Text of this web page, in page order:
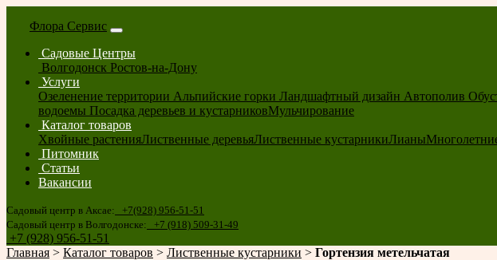
Флора Сервис
Садовые Центры
Волгодонск Ростов-на-Дону
Услуги
Озеленение территории Альпийские горки Ландшафтный дизайн Автополив
водоемы Посадка деревьев и кустарниковМульчирование
Каталог товаров
Хвойные растенияЛиственные деревьяЛиственные кустарникиЛианы
Питомник
Статьи
Вакансии
Садовый центр в Аксае:
+7(928) 956-51-51
Садовый центр в Волгодонске:
+7 (918) 509-31-49
+7 (928) 956-51-51
Главная > Каталог товаров > Лиственные кустарники > Гортензия метельчатая